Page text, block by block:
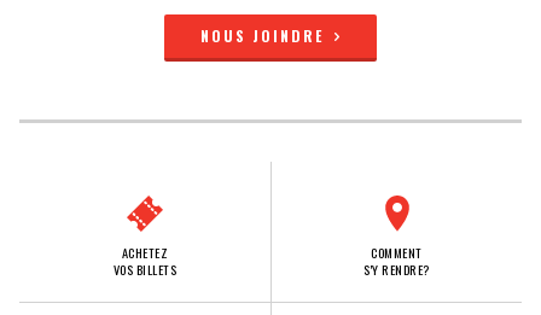
NOUS JOINDRE
ACHETEZ
VOS BILLETS
COMMENT
S'Y RENDRE?